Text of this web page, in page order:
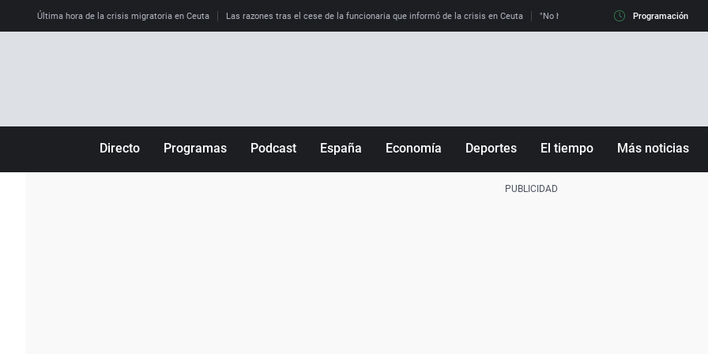
Última hora de la crisis migratoria en Ceuta Las razones tras el cese de la funcionaria que informó de la crisis en Ceuta "No hay mafias, que no nos engañen":
Programación
Directo Programas Podcast España Economía Deportes El tiempo Más noticias